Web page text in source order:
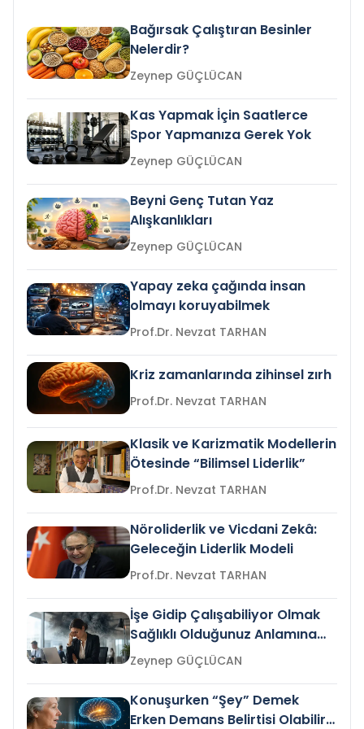
Bağırsak Çalıştıran Besinler
Nelerdir?
Zeynep GÜÇLÜCAN
Kas Yapmak İçin Saatlerce
Spor Yapmanıza Gerek Yok
Zeynep GÜÇLÜCAN
Beyni Genç Tutan Yaz
Alışkanlıkları
Zeynep GÜÇLÜCAN
Yapay zeka çağında insan
olmayı koruyabilmek
Prof.Dr. Nevzat TARHAN
Kriz zamanlarında zihinsel zırh
Prof.Dr. Nevzat TARHAN
Klasik ve Karizmatik Modellerin
Ötesinde “Bilimsel Liderlik”
Prof.Dr. Nevzat TARHAN
Nöroliderlik ve Vicdani Zekâ:
Geleceğin Liderlik Modeli
Prof.Dr. Nevzat TARHAN
İşe Gidip Çalışabiliyor Olmak
Sağlıklı Olduğunuz Anlamına
Gelir mi?Zeynep GÜÇLÜCAN
Konuşurken “Şey” Demek
Erken Demans Belirtisi Olabilir